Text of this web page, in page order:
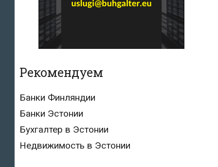
Рекомендуем
Банки Финляндии
Банки Эстонии
Бухгалтер в Эстонии
Недвижимость в Эстонии